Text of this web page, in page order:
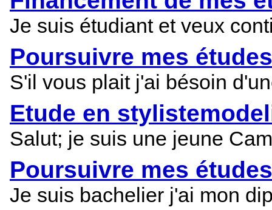
Je suis étudiant et veux
Poursuivre mes
S'il vous plait j'ai bésoin
Etude en
Salut; je suis une jeune
Poursuivre mes
Je suis bachelier j'ai mon